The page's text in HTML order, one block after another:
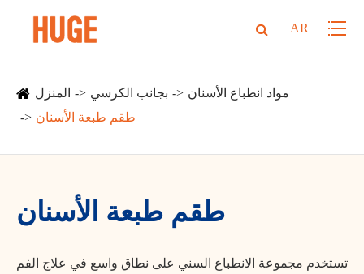
AR
المنزل بجانب الكرسي
مواد انطباع الأسنان
طقم طبعة الأسنان
طقم طبعة الأسنان
تستخدم مجموعة الانطباع السني على نطاق واسع في علاج الفم